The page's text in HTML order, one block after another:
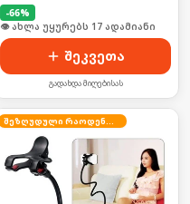
-66%
🛒 ბოლო 24სთ-ში იყიდა 27-მა
შეკვეთა
გადახდა მიღებისას
შეზღუდული რაოდენობა